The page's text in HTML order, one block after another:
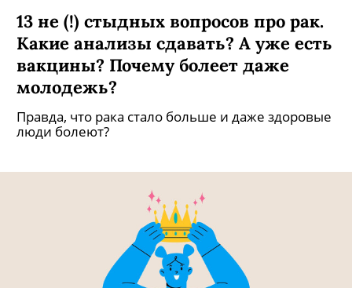
13 не (!) стыдных вопросов про рак.
Какие анализы сдавать? А уже есть
вакцины? Почему болеет даже
молодежь?
Правда, что рака стало больше и даже здоровые
люди болеют?